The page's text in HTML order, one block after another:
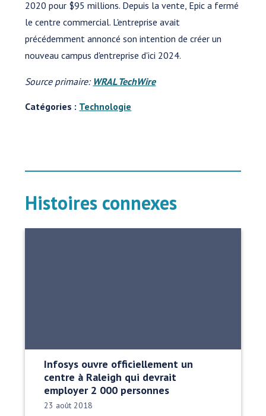
2020 pour $95 millions. Depuis la vente, Epic a fermé
le centre commercial. L'entreprise avait
précédemment annoncé son intention de créer un
nouveau campus d'entreprise d'ici 2024.
Source primaire: WRAL TechWire
Catégories : Technologie
Histoires connexes
Infosys ouvre officiellement un
centre à Raleigh qui devrait
employer 2 000 personnes
Date publiée:
23 août 2018